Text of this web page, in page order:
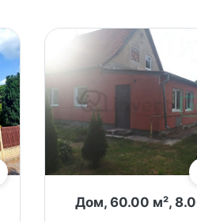
Дом, 60.00 м²,